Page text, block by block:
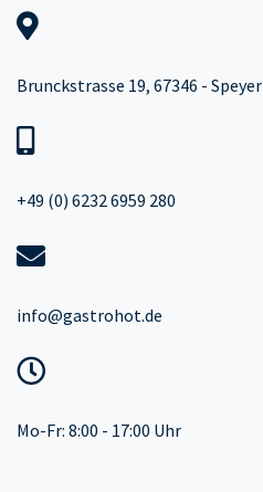
Brunckstrasse 19, 67346 - Speyer
+49 (0) 6232 6959 280
info@gastrohot.de
Mo-Fr: 8:00 - 17:00 Uhr